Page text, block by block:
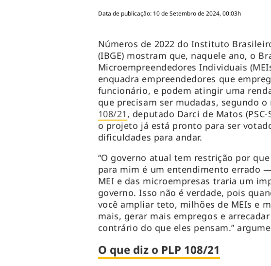
Data de publicação: 10 de Setembro de 2024, 00:03h
Números de 2022 do Instituto
(IBGE) mostram que, naquele ano, o
Microempreendedores Individuais
enquadra empreendedores que
funcionário, e podem atingir uma
que precisam ser mudadas, segundo
108/21 , deputado Darci de Matos
o projeto já está pronto para ser
dificuldades para andar.
“O governo atual tem restrição por
para mim é um entendimento errado
MEI e das microempresas traria um
governo. Isso não é verdade, pois
você ampliar teto, milhões de MEIs e
mais, gerar mais empregos e
contrário do que eles pensam.”
O que diz o PLP 108/21